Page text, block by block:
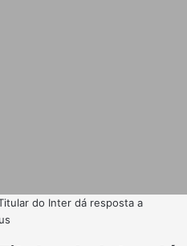
do Inter dá resposta a